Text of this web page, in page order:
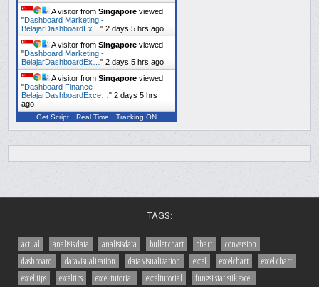
A visitor fromSingapore viewed
"Dashboard Marketing -
BelajarDashboardEx…"2 days 5 hrs ago
A visitor fromSingapore viewed
"Dashboard Marketing -
BelajarDashboardEx…"2 days 5 hrs ago
A visitor fromSingapore viewed
"Dashboard Finance -
BelajarDashboardExce…"2 days 5 hrs
ago
Get Script Real Time Tracking ON
TAGS:
actual analisis data analisisdata bullet chart chart
conversion
dashboard
datavisualization data visualization excel excelchart
excel chart
excel tips
exceltips excel tutorial exceltutorial
fungsi statistik excel